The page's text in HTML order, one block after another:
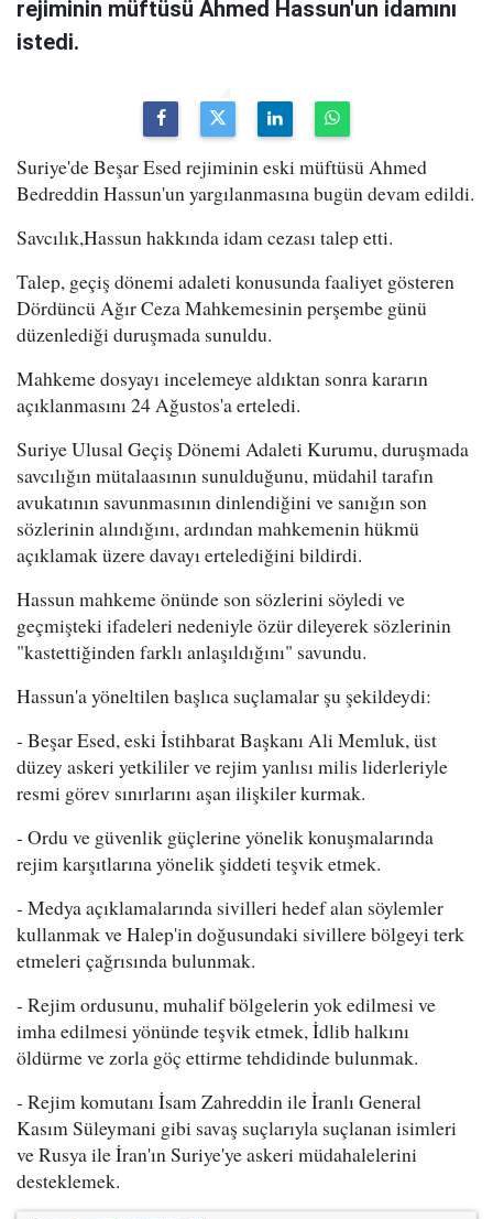
rejiminin müftüsü Ahmed Hassun'un idamını
istedi.
Suriye'de Beşar Esed rejiminin eski müftüsü Ahmed
Bedreddin Hassun'un yargılanmasına bugün devam edildi.
Savcılık,Hassun hakkında idam cezası talep etti.
Talep, geçiş dönemi adaleti konusunda faaliyet gösteren
Dördüncü Ağır Ceza Mahkemesinin perşembe günü
düzenlediği duruşmada sunuldu.
Mahkeme dosyayı incelemeye aldıktan sonra kararın
açıklanmasını 24 Ağustos'a erteledi.
Suriye Ulusal Geçiş Dönemi Adaleti Kurumu, duruşmada
savcılığın mütalaasının sunulduğunu, müdahil tarafın
avukatının savunmasının dinlendiğini ve sanığın son
sözlerinin alındığını, ardından mahkemenin hükmü
açıklamak üzere davayı ertelediğini bildirdi.
Hassun mahkeme önünde son sözlerini söyledi ve
geçmişteki ifadeleri nedeniyle özür dileyerek sözlerinin
"kastettiğinden farklı anlaşıldığını" savundu.
Hassun'a yöneltilen başlıca suçlamalar şu şekildeydi:
- Beşar Esed, eski İstihbarat Başkanı Ali Memluk, üst
düzey askeri yetkililer ve rejim yanlısı milis liderleriyle
resmi görev sınırlarını aşan ilişkiler kurmak.
- Ordu ve güvenlik güçlerine yönelik konuşmalarında
rejim karşıtlarına yönelik şiddeti teşvik etmek.
- Medya açıklamalarında sivilleri hedef alan söylemler
kullanmak ve Halep'in doğusundaki sivillere bölgeyi terk
etmeleri çağrısında bulunmak.
- Rejim ordusunu, muhalif bölgelerin yok edilmesi ve
imha edilmesi yönünde teşvik etmek, İdlib halkını
öldürme ve zorla göç ettirme tehdidinde bulunmak.
- Rejim komutanı İsam Zahreddin ile İranlı General
Kasım Süleymani gibi savaş suçlarıyla suçlanan isimleri
ve Rusya ile İran'ın Suriye'ye askeri müdahalelerini
desteklemek.